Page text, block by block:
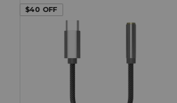
$40 OFF